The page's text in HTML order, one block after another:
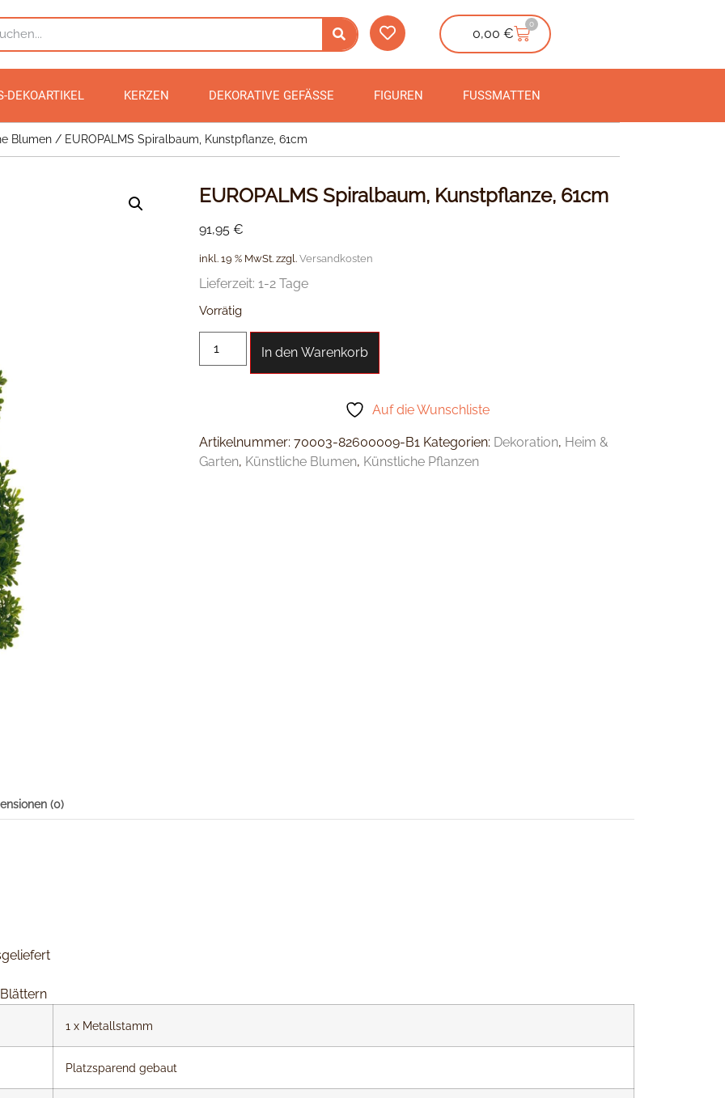
0,00€
0
DEKOARTIKEL KERZEN DEKORATIVE GEFÄSSE FIGUREN FUSSMATTEN
Blumen / EUROPALMS Spiralbaum, Kunstpflanze, 61cm
EUROPALMS Spiralbaum, Kunstpflanze, 61cm
91,95€
inkl. 19 % MwSt. zzgl.Versandkosten
Lieferzeit:1-2 Tage
Vorrätig
In den Warenkorb
Auf die Wunschliste
Artikelnummer:70003-82600009-B1 Kategorien: Dekoration, Heim &
Garten, Künstliche Blumen, Künstliche Pflanzen
(0)
1 x Metallstamm
Platzsparend gebaut